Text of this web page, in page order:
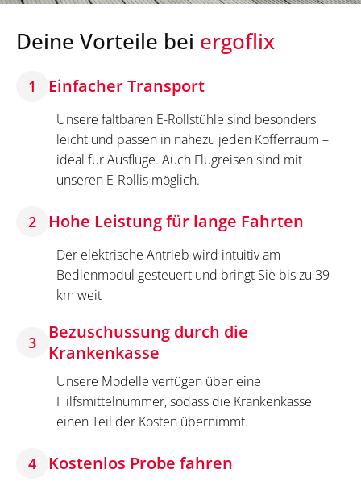
Deine Vorteile bei ergoflix
1 Einfacher Transport
Unsere faltbaren E-Rollstühle sind besonders
leicht und passen in nahezu jeden Kofferraum –
ideal für Ausflüge. Auch Flugreisen sind mit
unseren E-Rollis möglich.
2 Hohe Leistung für lange Fahrten
Der elektrische Antrieb wird intuitiv am
Bedienmodul gesteuert und bringt Sie bis zu 39
km weit
3
Bezuschussung durch die
Krankenkasse
Unsere Modelle verfügen über eine
Hilfsmittelnummer, sodass die Krankenkasse
einen Teil der Kosten übernimmt.
4 Kostenlos Probe fahren